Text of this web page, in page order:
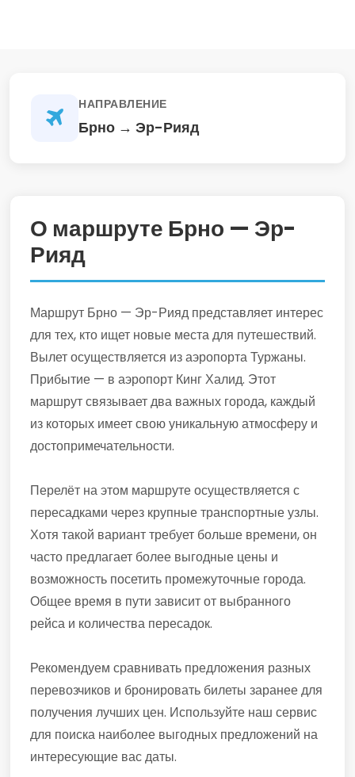
НАПРАВЛЕНИЕ
Брно → Эр-Рияд
О маршруте Брно — Эр-
Рияд
Маршрут Брно — Эр-Рияд представляет интерес
для тех, кто ищет новые места для путешествий.
Вылет осуществляется из аэропорта Туржаны.
Прибытие — в аэропорт Кинг Халид. Этот
маршрут связывает два важных города, каждый
из которых имеет свою уникальную атмосферу и
достопримечательности.
Перелёт на этом маршруте осуществляется с
пересадками через крупные транспортные узлы.
Хотя такой вариант требует больше времени, он
часто предлагает более выгодные цены и
возможность посетить промежуточные города.
Общее время в пути зависит от выбранного
рейса и количества пересадок.
Рекомендуем сравнивать предложения разных
перевозчиков и бронировать билеты заранее для
получения лучших цен. Используйте наш сервис
для поиска наиболее выгодных предложений на
интересующие вас даты.